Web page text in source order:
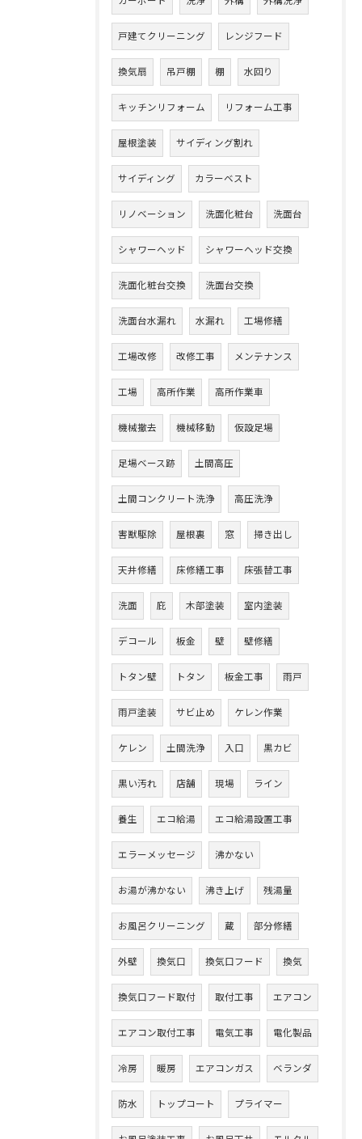
戸建てクリーニング レンジフード
換気扇 吊戸棚 棚 水回り
キッチンリフォーム リフォーム工事
屋根塗装 サイディング割れ
サイディング カラーベスト
リノベーション 洗面化粧台 洗面台
シャワーヘッド シャワーヘッド交換
洗面化粧台交換 洗面台交換
洗面台水漏れ 水漏れ 工場修繕
工場改修 改修工事 メンテナンス
工場 高所作業 高所作業車
機械撤去 機械移動 仮設足場
足場ベース跡 土間高圧
土間コンクリート洗浄 高圧洗浄
害獣駆除 屋根裏 窓 掃き出し
天井修繕 床修繕工事 床張替工事
洗面 庇 木部塗装 室内塗装
デコール 板金 壁 壁修繕
トタン壁 トタン 板金工事 雨戸
雨戸塗装 サビ止め ケレン作業
ケレン 土間洗浄 入口 黒カビ
黒い汚れ 店舗 現場 ライン
養生 エコ給湯 エコ給湯設置工事
エラーメッセージ 沸かない
お湯が沸かない 沸き上げ 残湯量
お風呂クリーニング 蔵 部分修繕
外壁 換気口 換気口フード 換気
換気口フード取付 取付工事 エアコン
エアコン取付工事 電気工事 電化製品
冷房 暖房 エアコンガス ベランダ
防水 トップコート プライマー